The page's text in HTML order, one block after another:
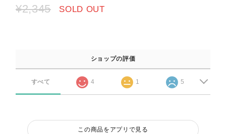
¥2,345 SOLD OUT
ショップの評価
すべて 4 1 5
この商品をアプリで見る